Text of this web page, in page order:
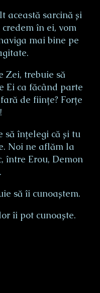
această sarcină și
în ei, vom
mai bine pe
Zei, trebuie să
Ei ca făcând parte
de ființe? Forțe
să înțelegi că și tu
Noi ne aflăm la
între Erou, Demon
să îi cunoaștem.
îi pot cunoaște.